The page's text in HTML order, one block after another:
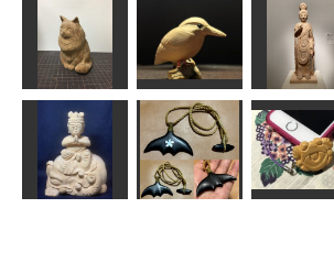
阿弥陀如来立
像(浄土宗）
まあちゃん
魔の匙
あんこく
薔薇と少女
shadow
座った長毛猫
波間
カワセミ
MINI
菩薩立像
かっちゃん